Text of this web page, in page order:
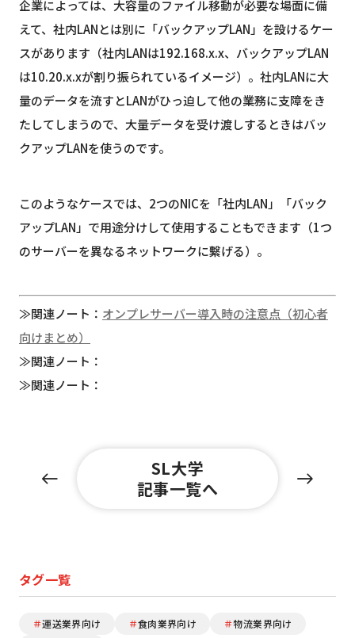
企業によっては、大容量のファイル移動が必要な場面に備
えて、社内LANとは別に「バックアップLAN」を設けるケー
スがあります（社内LANは192.168.x.x、バックアップLAN
は10.20.x.xが割り振られているイメージ）。社内LANに大
量のデータを流すとLANがひっ迫して他の業務に支障をき
たしてしまうので、大量データを受け渡しするときはバッ
クアップLANを使うのです。
このようなケースでは、2つのNICを「社内LAN」「バック
アップLAN」で用途分けして使用することもできます（1つ
のサーバーを異なるネットワークに繫げる）。
≫関連ノート： オンプレサーバー導入時の注意点（初心者
向けまとめ）
≫関連ノート：
≫関連ノート：
SL大学
記事一覧へ
タグ一覧
＃運送業界向け ＃食肉業界向け ＃物流業界向け